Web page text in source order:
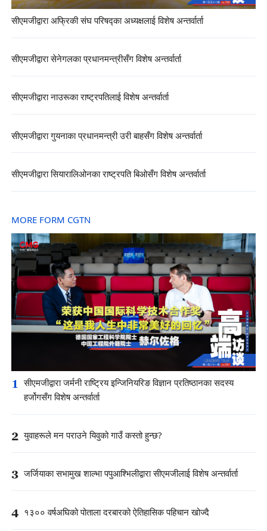
सीएमजीद्वारा अफ्रिकी संघ परिषद्का अध्यक्षलाई विशेष अन्तर्वार्ता
सीएमजीद्वारा सेनेगलका प्रधानमन्त्रीसँग विशेष अन्तर्वार्ता
सीएमजीद्वारा नाउरूका राष्ट्रपतिलाई विशेष अन्तर्वार्ता
सीएमजीद्वारा गुयनाका प्रधानमन्त्री उरी बाहसँग विशेष अन्तर्वार्ता
सीएमजीद्वारा सियारालिओनका राष्ट्रपति बिओसँग विशेष अन्तर्वार्ता
MORE FORM CGTN
1 सीएमजीद्वारा जर्मनी राष्ट्रिय इन्जिनियरिङ विज्ञान प्रतिष्ठानका सदस्य
हर्जोगसँग विशेष अन्तर्वार्ता
2 युवाहरूले मन पराउने यिवुको गाउँ कस्तो हुन्छ?
3 जर्जियाका सभामुख शाल्भा पपुआश्भिलीद्वारा सीएमजीलाई विशेष अन्तर्वार्ता
4 १३०० वर्षअघिको पोताला दरबारको ऐतिहासिक पहिचान खोज्दै